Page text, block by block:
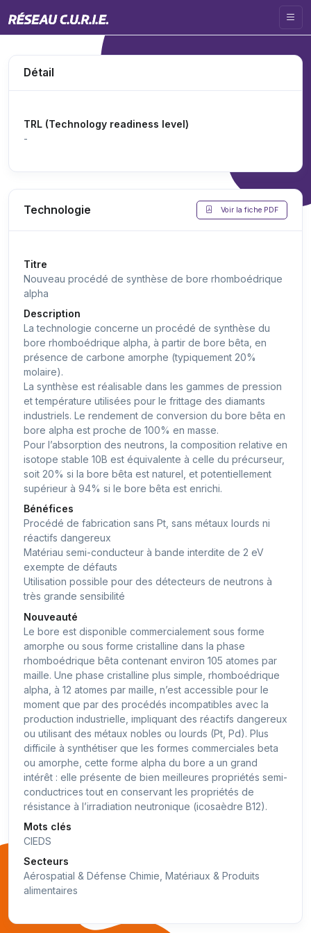
Détail
TRL (Technology readiness level)
-
Technologie Voir la fiche PDF
Titre
Nouveau procédé de synthèse de bore rhomboédrique
alpha
Description
La technologie concerne un procédé de synthèse du
bore rhomboédrique alpha, à partir de bore bêta, en
présence de carbone amorphe (typiquement 20%
molaire).
La synthèse est réalisable dans les gammes de pression
et température utilisées pour le frittage des diamants
industriels. Le rendement de conversion du bore bêta en
bore alpha est proche de 100% en masse.
Pour l’absorption des neutrons, la composition relative en
isotope stable 10B est équivalente à celle du précurseur,
soit 20% si la bore bêta est naturel, et potentiellement
supérieur à 94% si le bore bêta est enrichi.
Bénéfices
Procédé de fabrication sans Pt, sans métaux lourds ni
réactifs dangereux
Matériau semi-conducteur à bande interdite de 2 eV
exempte de défauts
Utilisation possible pour des détecteurs de neutrons à
très grande sensibilité
Nouveauté
Le bore est disponible commercialement sous forme
amorphe ou sous forme cristalline dans la phase
rhomboédrique bêta contenant environ 105 atomes par
maille. Une phase cristalline plus simple, rhomboédrique
alpha, à 12 atomes par maille, n’est accessible pour le
moment que par des procédés incompatibles avec la
production industrielle, impliquant des réactifs dangereux
ou utilisant des métaux nobles ou lourds (Pt, Pd). Plus
difficile à synthétiser que les formes commerciales beta
ou amorphe, cette forme alpha du bore a un grand
intérêt : elle présente de bien meilleures propriétés semi-
conductrices tout en conservant les propriétés de
résistance à l’irradiation neutronique (icosaèdre B12).
Mots clés
CIEDS
Secteurs
Aérospatial & Défense Chimie, Matériaux & Produits
alimentaires